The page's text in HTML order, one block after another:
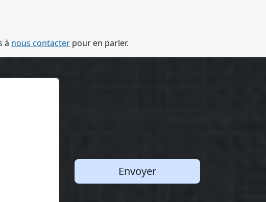
à nous contacter pour en parler.
Envoyer